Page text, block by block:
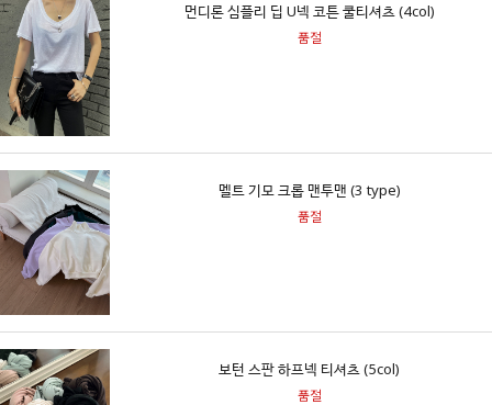
먼디론 심플리 딥 U넥 코튼 쿨티셔츠 (4col)
품절
멜트 기모 크롭 맨투맨 (3 type)
품절
보턴 스판 하프넥 티셔츠 (5col)
품절